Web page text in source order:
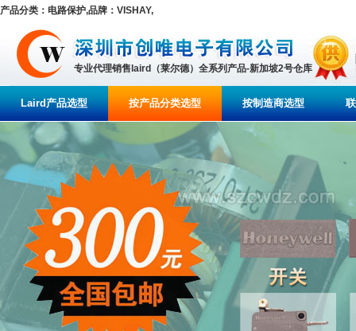
产品分类：电路保护,品牌：VISHAY,
专业代理销售laird（莱尔德）全系列产品-新加坡2号仓库
Laird产品选型 按产品分类选型 按制造商选型